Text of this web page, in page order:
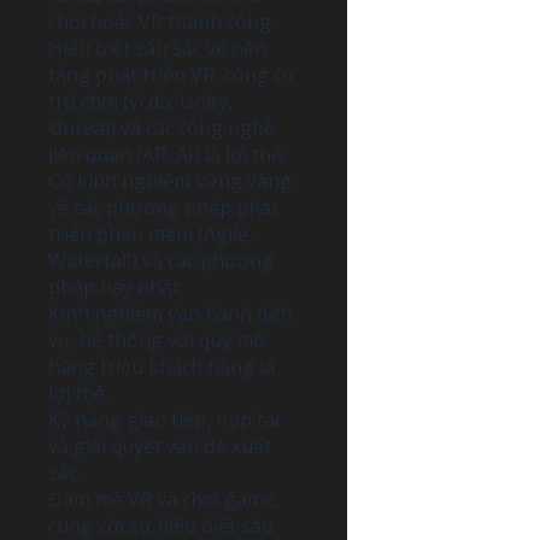
chơi hoặc VR thành công.
Hiểu biết sâu sắc về nền
tảng phát triển VR, công cụ
trò chơi (ví dụ: Unity,
Unreal) và các công nghệ
liên quan (AR, AI) là lợi thế.
Có kinh nghiệm vững vàng
về các phương pháp phát
triển phần mềm (Agile,
Waterfall) và các phương
pháp hay nhất.
Kinh nghiệm vận hành dịch
vụ, hệ thống với quy mô
hàng triệu khách hàng là
lợi thế.
Kỹ năng giao tiếp, hợp tác
và giải quyết vấn đề xuất
sắc.
Đam mê VR và chơi game,
cùng với sự hiểu biết sâu